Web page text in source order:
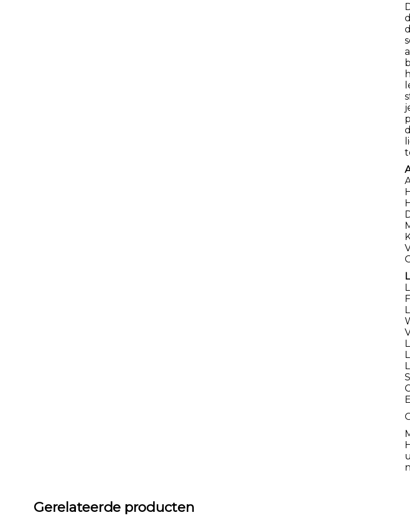
Gerelateerde producten